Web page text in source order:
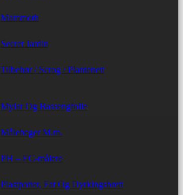
Mammoth
Secret Jardin
Tilbehør / Scrog / Plantenett
Mylar Og Bassengfolie
Målebeger M.m.
PH – EC-målere
Plastpotter, Fat Og Dyrkingsbrett